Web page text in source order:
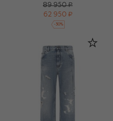
89 950 ₽
62 950 ₽
-30%